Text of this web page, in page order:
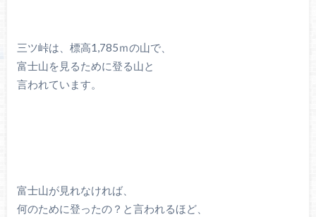
三ツ峠は、標高1,785ｍの山で、
富士山を見るために登る山と
言われています。
富士山が見れなければ、
何のために登ったの？と言われるほど、